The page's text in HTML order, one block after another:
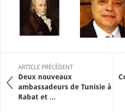
ARTICLE PRÉCÉDENT
Deux nouveaux
ambassadeurs de Tunisie à
Rabat et ...